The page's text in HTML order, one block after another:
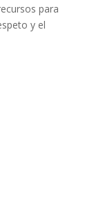
para
y el